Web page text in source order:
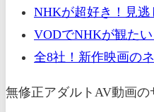
NHKが超好き！見逃
VODでNHKが観た
全8社！新作映画の
無修正アダルトAV動画の